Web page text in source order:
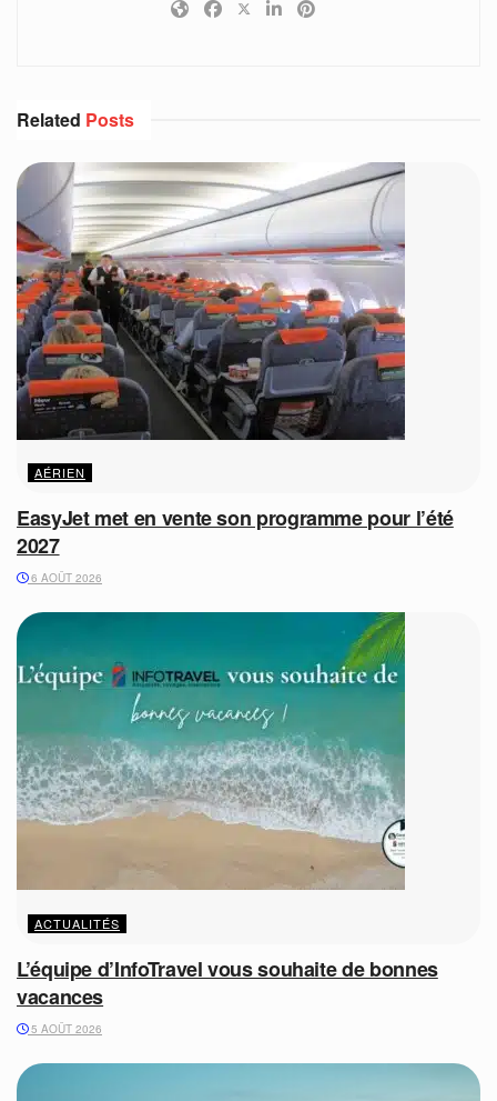
Related Posts
AÉRIEN
EasyJet met en vente son programme pour l’été
2027
6 AOÛT 2026
ACTUALITÉS
L’équipe d’InfoTravel vous souhaite de bonnes
vacances
5 AOÛT 2026